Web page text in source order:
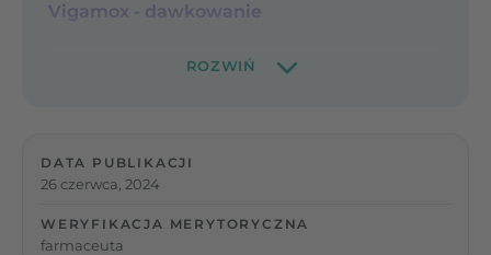
Vigamox - dawkowanie
DATA PUBLIKACJI
26 czerwca, 2024
WERYFIKACJA MERYTORYCZNA
farmaceuta